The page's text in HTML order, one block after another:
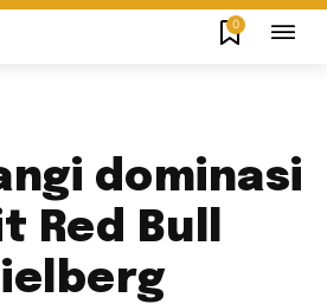
0
dominasi
Red Bull